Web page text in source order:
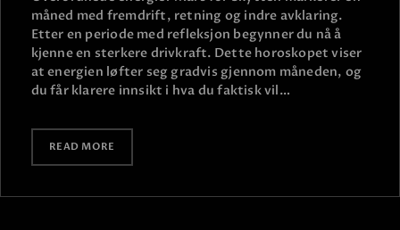
KONTAKT OSS
måned med fremdrift, retning og indre avklaring.
Etter en periode med refleksjon begynner du nå å
kjenne en sterkere drivkraft. Dette horoskopet viser
at energien løfter seg gradvis gjennom måneden, og
du får klarere innsikt i hva du faktisk vil…
READ MORE